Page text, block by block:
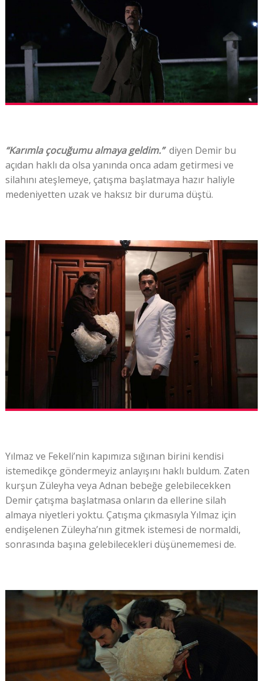
“Karımla çocuğumu almaya geldim.” diyen Demir bu
açıdan haklı da olsa yanında onca adam getirmesi ve
silahını ateşlemeye, çatışma başlatmaya hazır haliyle
medeniyetten uzak ve haksız bir duruma düştü.
Yılmaz ve Fekeli’nin kapımıza sığınan birini kendisi
istemedikçe göndermeyiz anlayışını haklı buldum. Zaten
kurşun Züleyha veya Adnan bebeğe gelebilecekken
Demir çatışma başlatmasa onların da ellerine silah
almaya niyetleri yoktu. Çatışma çıkmasıyla Yılmaz için
endişelenen Züleyha’nın gitmek istemesi de normaldi,
sonrasında başına gelebilecekleri düşünememesi de.